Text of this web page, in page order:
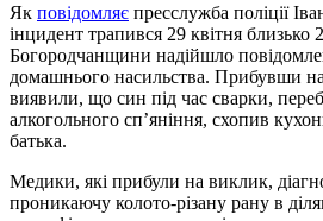
Як повідомляє пресслужба поліції
інцидент трапився 29 квітня близько
Богородчанщини надійшло
домашнього насильства. Прибувши
виявили, що син під час сварки,
алкогольного сп’яніння, схопив
батька.
Медики, які прибули на виклик,
проникаючу колото-різану рану в